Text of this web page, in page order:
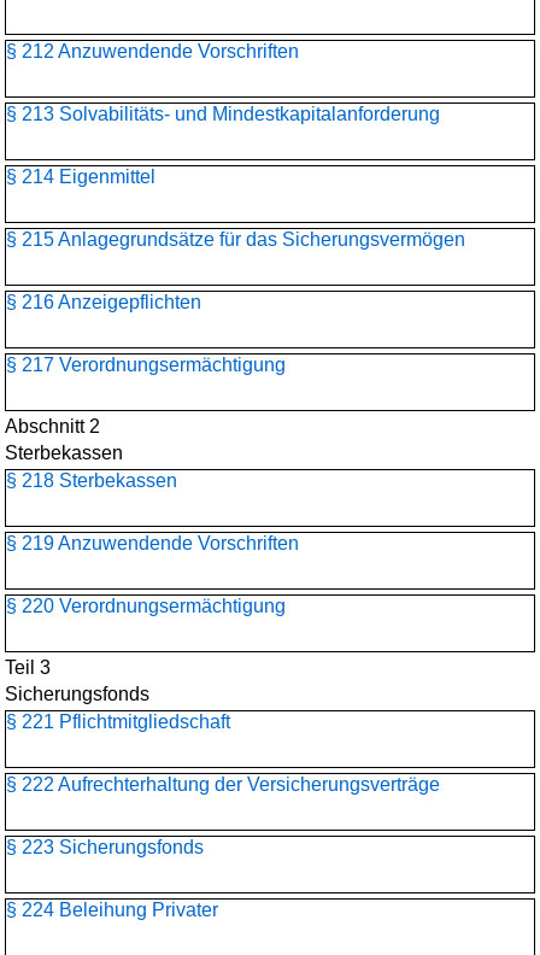
§ 212 Anzuwendende Vorschriften
§ 213 Solvabilitäts- und Mindestkapitalanforderung
§ 214 Eigenmittel
§ 215 Anlagegrundsätze für das Sicherungsvermögen
§ 216 Anzeigepflichten
§ 217 Verordnungsermächtigung
Abschnitt 2
Sterbekassen
§ 218 Sterbekassen
§ 219 Anzuwendende Vorschriften
§ 220 Verordnungsermächtigung
Teil 3
Sicherungsfonds
§ 221 Pflichtmitgliedschaft
§ 222 Aufrechterhaltung der Versicherungsverträge
§ 223 Sicherungsfonds
§ 224 Beleihung Privater